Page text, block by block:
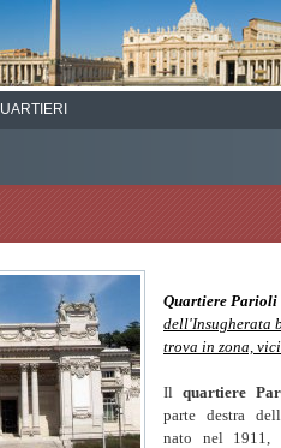
Quartiere Parioli
dell'Insugherata
trova in zona,
Ilquartiere
parte destra
nato nel 1911,